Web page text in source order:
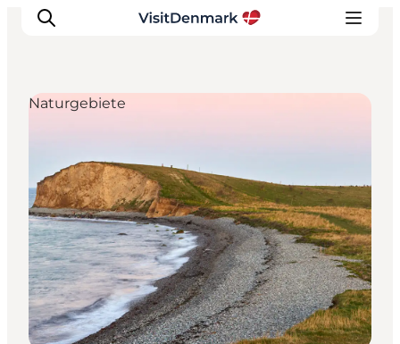
Regionen
Erlebnisse
Unterkünfte
Reiseplanung
Naturgebiete